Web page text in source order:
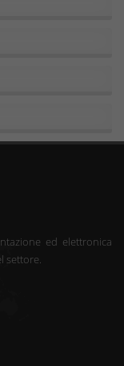
ed elettronica
settore.